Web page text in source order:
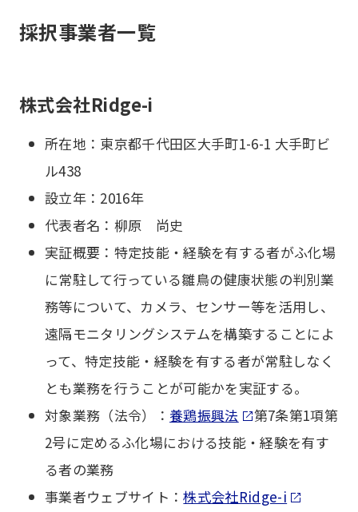
採択事業者一覧
株式会社Ridge-i
所在地：東京都千代田区大手町1-6-1 大手町ビ
ル438
設立年：2016年
代表者名：柳原 尚史
実証概要：特定技能・経験を有する者がふ化場
に常駐して行っている雛鳥の健康状態の判別業
務等について、カメラ、センサー等を活用し、
遠隔モニタリングシステムを構築することによ
って、特定技能・経験を有する者が常駐しなく
とも業務を行うことが可能かを実証する。
対象業務（法令）： 養鶏振興法
第7条第1項第
2号に定めるふ化場における技能・経験を有す
る者の業務
事業者ウェブサイト：株式会社Ridge-i